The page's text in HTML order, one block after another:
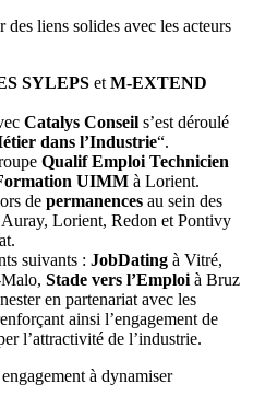
des liens solides avec les acteurs
SYLEPS et M-EXTEND
Catalys Conseil s’est déroulé
dans l’Industrie“.
Qualif Emploi Technicien
UIMM à Lorient.
de permanences au sein des
Auray, Lorient, Redon et Pontivy
suivants : JobDating à Vitré,
Stade vers l’Emploi à Bruz
en partenariat avec les
ainsi l’engagement de
l’attractivité de l’industrie.
à dynamiser